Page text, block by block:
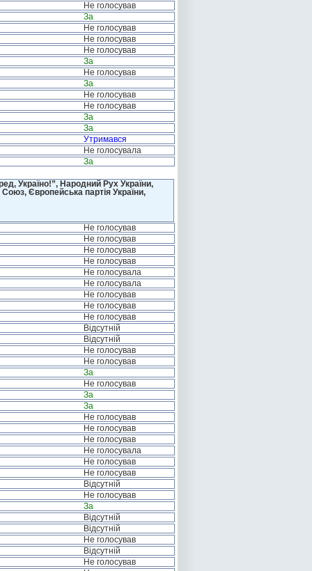
Не голосував
За
Не голосував
Не голосував
Не голосував
За
Не голосував
За
Не голосував
Не голосував
За
За
Утримався
Не голосувала
За
Україно!”, Народний Рух України,
Європейська партія України,
Не голосував
Не голосував
Не голосував
Не голосував
Не голосувала
Не голосувала
Не голосував
Не голосував
Не голосував
Відсутній
Відсутній
Не голосував
Не голосував
За
Не голосував
За
За
Не голосував
Не голосував
Не голосував
Не голосувала
Не голосував
Не голосував
Відсутній
Не голосував
За
Відсутній
Відсутній
Не голосував
Відсутній
Не голосував